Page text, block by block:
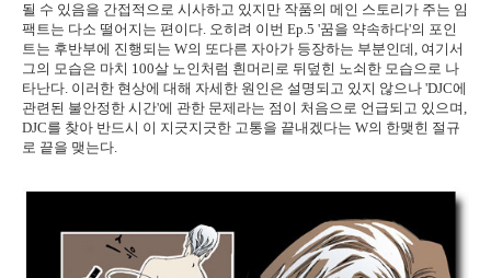
될 수 있음을 간접적으로 시사하고 있지만 작품의 메인 스토리가 주는 임
팩트는 다소 떨어지는 편이다. 오히려 이번 Ep.5 '꿈을 약속하다'의 포인
트는 후반부에 진행되는 W의 또다른 자아가 등장하는 부분인데, 여기서
그의 모습은 마치 100살 노인처럼 흰머리로 뒤덮힌 노쇠한 모습으로 나
타난다. 이러한 현상에 대해 자세한 원인은 설명되고 있지 않으나 'DJC에
관련된 불안정한 시간'에 관한 문제라는 점이 처음으로 언급되고 있으며,
DJC를 찾아 반드시 이 지긋지긋한 고통을 끝내겠다는 W의 한맺힌 절규
로 끝을 맺는다.